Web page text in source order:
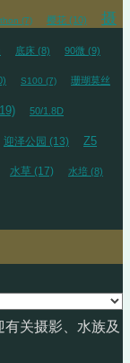
(7) 樱花 (10)
摄
底床 (8) 90微 (9)
S100 (7) 珊瑚莫丝
50/1.8D
迎泽公园 (13) Z5
水草 (17) 水培 (8)
有关摄影、水族及